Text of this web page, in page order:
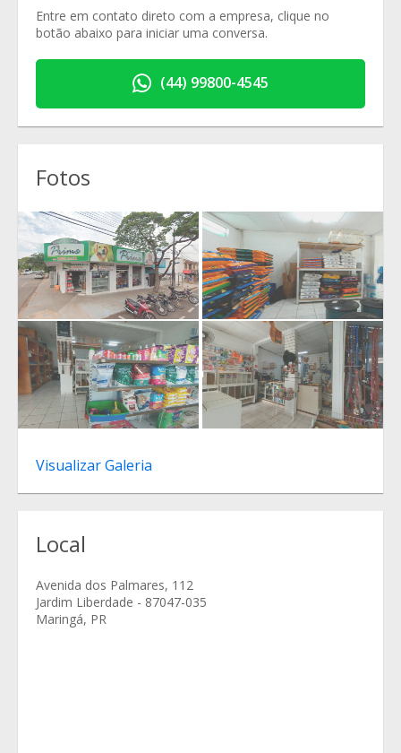
Entre em contato direto com a empresa, clique no
botão abaixo para iniciar uma conversa.
(44) 99800-4545
Fotos
Visualizar Galeria
Local
Avenida dos Palmares, 112
Jardim Liberdade - 87047-035
Maringá, PR